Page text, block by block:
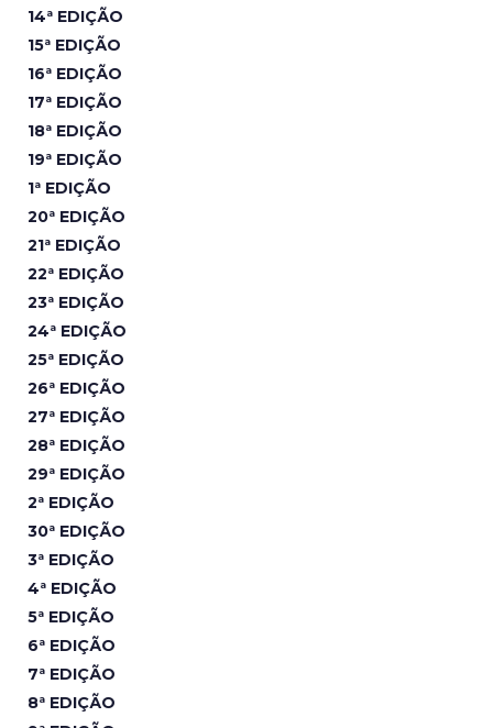
14ª EDIÇÃO
15ª EDIÇÃO
16ª EDIÇÃO
17ª EDIÇÃO
18ª EDIÇÃO
19ª EDIÇÃO
1ª EDIÇÃO
20ª EDIÇÃO
21ª EDIÇÃO
22ª EDIÇÃO
23ª EDIÇÃO
24ª EDIÇÃO
25ª EDIÇÃO
26ª EDIÇÃO
27ª EDIÇÃO
28ª EDIÇÃO
29ª EDIÇÃO
2ª EDIÇÃO
30ª EDIÇÃO
3ª EDIÇÃO
4ª EDIÇÃO
5ª EDIÇÃO
6ª EDIÇÃO
7ª EDIÇÃO
8ª EDIÇÃO